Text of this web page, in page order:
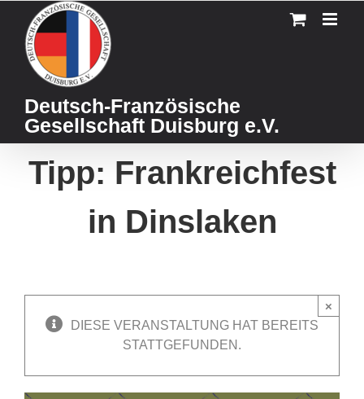
content
Deutsch-Französische
Gesellschaft Duisburg e.V.
Tipp: Frankreichfest
in Dinslaken
DIESE VERANSTALTUNG HAT BEREITS
STATTGEFUNDEN.
×